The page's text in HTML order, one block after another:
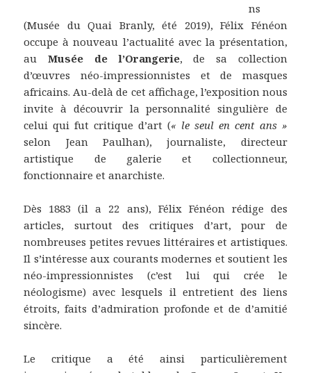
ns
(Musée du Quai Branly, été 2019), Félix Fénéon
occupe à nouveau l’actualité avec la présentation,
auMusée de l’Orangerie, de sa collection
d’œuvres néo-impressionnistes et de masques
africains. Au-delà de cet affichage, l’exposition nous
invite à découvrir la personnalité singulière de
celui qui fut critique d’art (« le seul en cent ans »
selon Jean Paulhan), journaliste, directeur
artistique de galerie et collectionneur,
fonctionnaire et anarchiste.
Dès 1883 (il a 22 ans), Félix Fénéon rédige des
articles, surtout des critiques d’art, pour de
nombreuses petites revues littéraires et artistiques.
Il s’intéresse aux courants modernes et soutient les
néo-impressionnistes (c’est lui qui crée le
néologisme) avec lesquels il entretient des liens
étroits, faits d’admiration profonde et de d’amitié
sincère.
Le critique a été ainsi particulièrement